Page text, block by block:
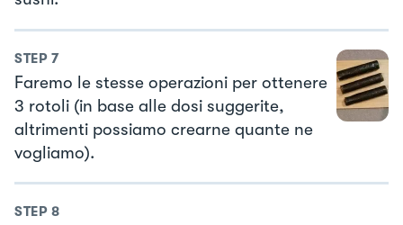
STEP 7
Faremo le stesse operazioni per ottenere
3 rotoli (in base alle dosi suggerite,
altrimenti possiamo crearne quante ne
vogliamo).
STEP 8